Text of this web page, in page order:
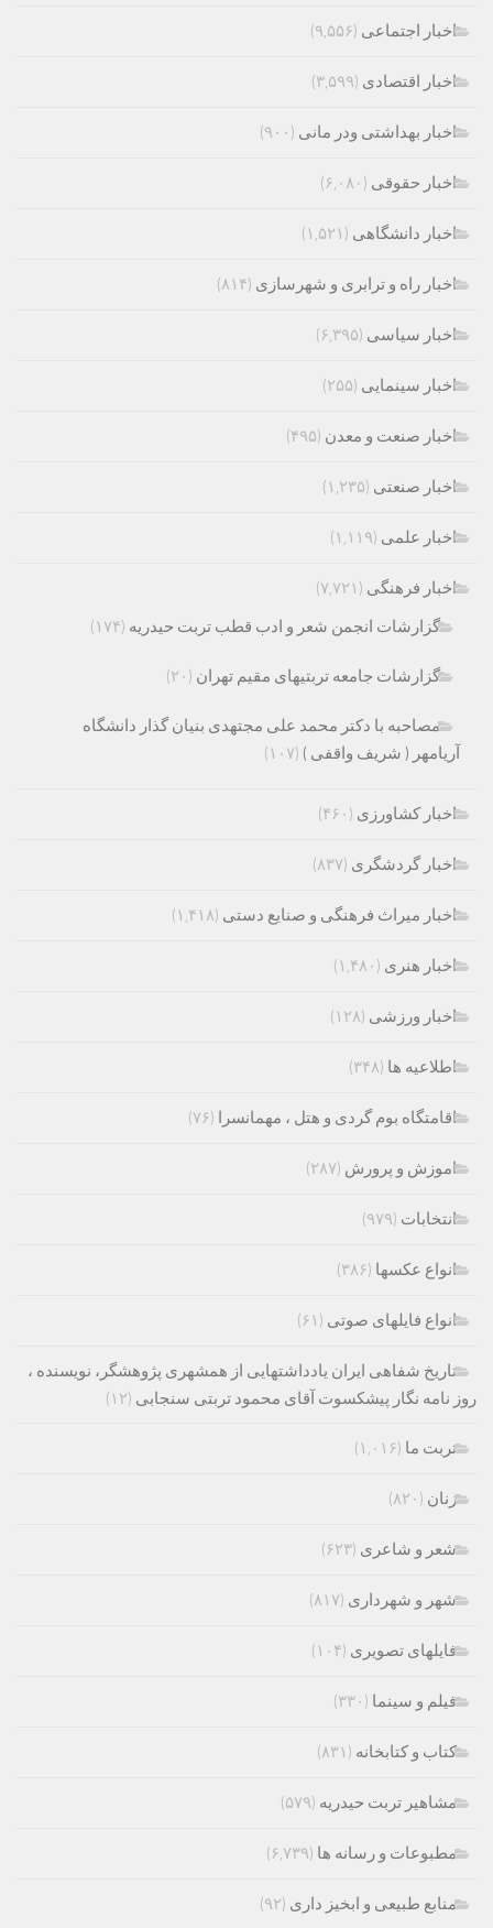
اخبار اجتماعی (۹,۵۵۶)
اخبار اقتصادی (۳,۵۹۹)
اخبار بهداشتی ودر مانی (۹۰۰)
اخبار حقوقی (۶,۰۸۰)
اخبار دانشگاهی (۱,۵۲۱)
اخبار راه و ترابری و شهرسازی (۸۱۴)
اخبار سیاسی (۶,۳۹۵)
اخبار سینمایی (۲۵۵)
اخبار صنعت و معدن (۴۹۵)
اخبار صنعتی (۱,۲۳۵)
اخبار علمی (۱,۱۱۹)
اخبار فرهنگی (۷,۷۲۱)
گزارشات انجمن شعر و ادب قطب تربت حیدریه (۱۷۴)
گزارشات جامعه تربتیهای مقیم تهران (۲۰)
مصاحبه با دکتر محمد علی مجتهدی بنیان گذار دانشگاه
آریامهر ( شریف واقفی ) (۱۰۷)
اخبار کشاورزی (۴۶۰)
اخبار گردشگری (۸۳۷)
اخبار میراث فرهنگی و صنایع دستی (۱,۴۱۸)
اخبار هنری (۱,۴۸۰)
اخبار ورزشی (۱۲۸)
اطلاعیه ها (۳۴۸)
اقامتگاه بوم گردی و هتل ، مهمانسرا (۷۶)
اموزش و پرورش (۲۸۷)
انتخابات (۹۷۹)
انواع عکسها (۳۸۶)
انواع فایلهای صوتی (۶۱)
تاریخ شفاهی ایران یادداشتهایی از همشهری پژوهشگر، نویسنده ،
روز نامه نگار پیشکسوت آقای محمود تربتی سنجابی (۱۲)
تربت ما (۱,۰۱۶)
زنان (۸۲۰)
شعر و شاعری (۶۲۳)
شهر و شهرداری (۸۱۷)
فایلهای تصویری (۱۰۴)
فیلم و سینما (۳۳۰)
کتاب و کتابخانه (۸۳۱)
مشاهیر تربت حیدریه (۵۷۹)
مطبوعات و رسانه ها (۶,۷۳۹)
منابع طبیعی و ابخیز داری (۹۲)